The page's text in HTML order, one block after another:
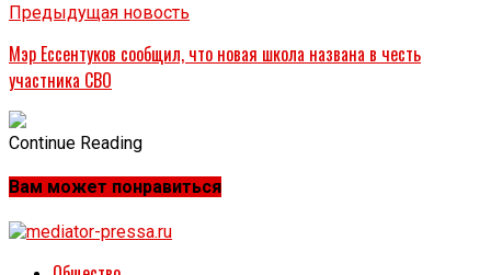
Предыдущая новость
Мэр Ессентуков сообщил, что новая школа названа в честь
участника СВО
Continue Reading
Вам может понравиться